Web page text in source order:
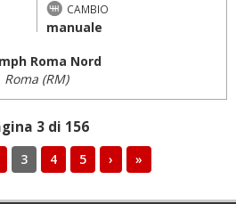
CAMBIO
manuale
Roma Nord
Roma (RM)
3 di 156
3 4 5 › »